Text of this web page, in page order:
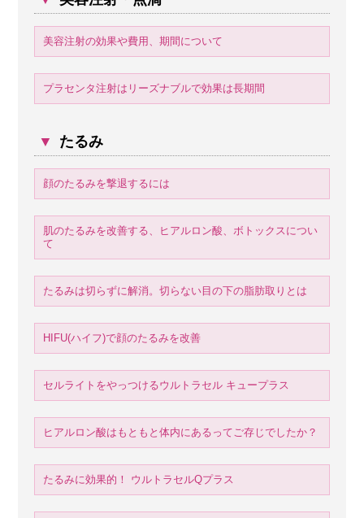
美容注射の効果や費用、期間について
プラセンタ注射はリーズナブルで効果は長期間
▼ たるみ
顔のたるみを撃退するには
肌のたるみを改善する、ヒアルロン酸、ボトックスについ
て
たるみは切らずに解消。切らない目の下の脂肪取りとは
HIFU(ハイフ)で顔のたるみを改善
セルライトをやっつけるウルトラセル キュープラス
ヒアルロン酸はもともと体内にあるってご存じでしたか？
たるみに効果的！ ウルトラセルQプラス